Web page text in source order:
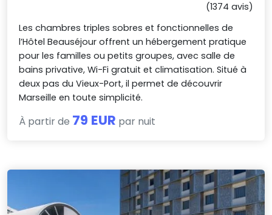
(1374 avis)
Les chambres triples sobres et fonctionnelles de
l’Hôtel Beauséjour offrent un hébergement pratique
pour les familles ou petits groupes, avec salle de
bains privative, Wi-Fi gratuit et climatisation. Situé à
deux pas du Vieux-Port, il permet de découvrir
Marseille en toute simplicité.
À partir de 79 EUR par nuit